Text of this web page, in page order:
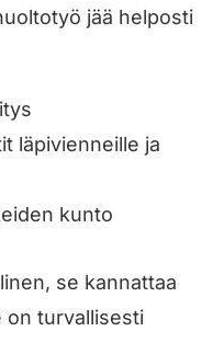
jää helposti
läpivienneille ja
kunto
se kannattaa
on turvallisesti